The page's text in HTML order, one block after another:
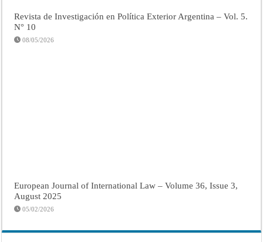
Revista de Investigación en Política Exterior Argentina – Vol. 5.
N° 10
08/05/2026
European Journal of International Law – Volume 36, Issue 3,
August 2025
05/02/2026